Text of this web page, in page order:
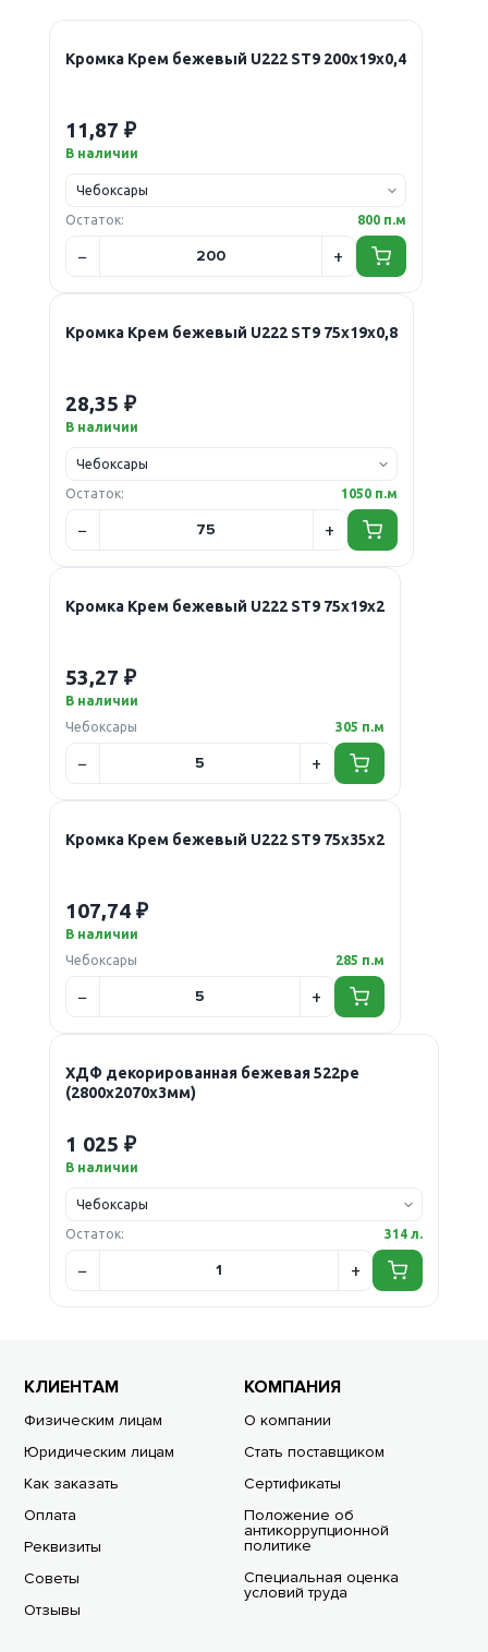
Кромка Крем бежевый U222 ST9 200х19х0,4
11,87 ₽
В наличии
Остаток: 800 п.м
Кромка Крем бежевый U222 ST9 75х19х0,8
28,35 ₽
В наличии
Остаток: 1050 п.м
Кромка Крем бежевый U222 ST9 75х19х2
53,27 ₽
В наличии
Чебоксары
305 п.м
Кромка Крем бежевый U222 ST9 75х35х2
107,74 ₽
В наличии
Чебоксары
285 п.м
ХДФ декорированная бежевая 522ре
(2800х2070х3мм)
1 025 ₽
В наличии
Остаток: 314 л.
КЛИЕНТАМ
Физическим лицам
Юридическим лицам
Как заказать
Оплата
Реквизиты
Советы
Отзывы
КОМПАНИЯ
О компании
Стать поставщиком
Сертификаты
Положение об
антикоррупционной
политике
Специальная оценка
условий труда